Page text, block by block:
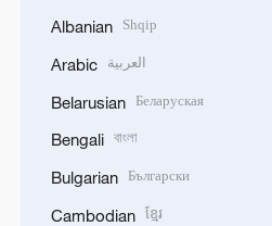
Albanian Shqip
Arabic العربية
Belarusian Беларуская
Bengali বাংলা
Bulgarian Български
Cambodian ខ្មែរ